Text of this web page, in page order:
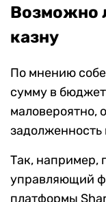
Возможно
казну
По мнению
сумму в
маловероятно,
задолженность
Так, например,
управляющий
платформы